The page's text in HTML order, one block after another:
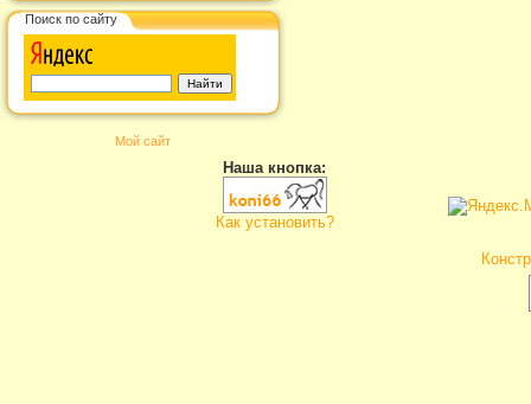
Поиск по сайту
Мой сайт
Наша кнопка:
Как установить?